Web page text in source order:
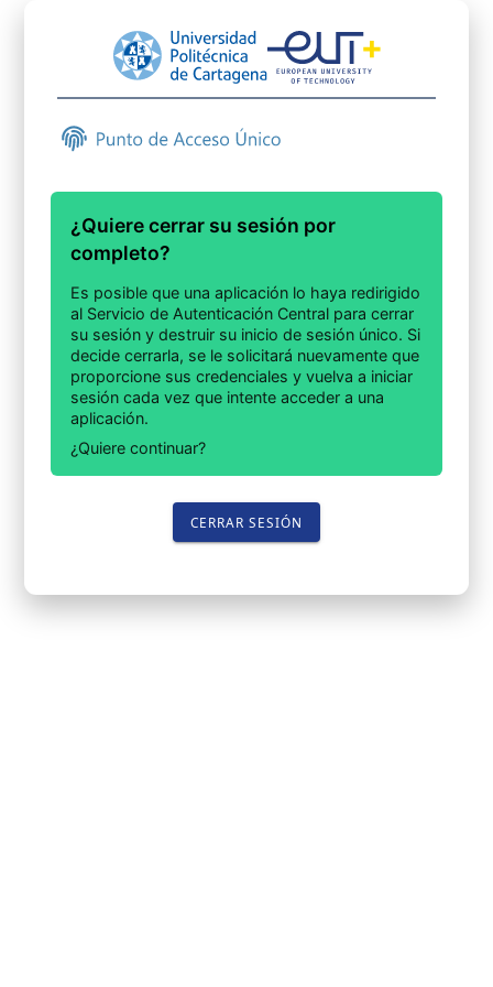
¿Quiere cerrar su sesión por
completo?
Es posible que una aplicación lo haya redirigido
al Servicio de Autenticación Central para cerrar
su sesión y destruir su inicio de sesión único. Si
decide cerrarla, se le solicitará nuevamente que
proporcione sus credenciales y vuelva a iniciar
sesión cada vez que intente acceder a una
aplicación.
¿Quiere continuar?
CERRAR SESIÓN